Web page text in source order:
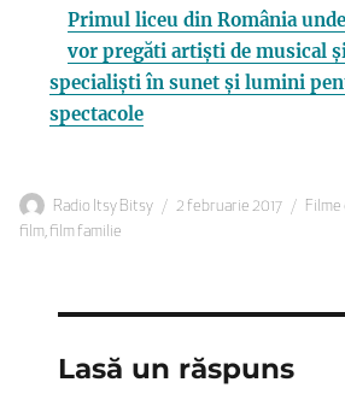
Primul liceu din România
vor pregăti artiști de musical
specialiști în sunet și lumini
spectacole
Autor
Radio Itsy Bitsy
Publicat
2 februarie 2017 Filme
film,film familie
Lasă un răspuns